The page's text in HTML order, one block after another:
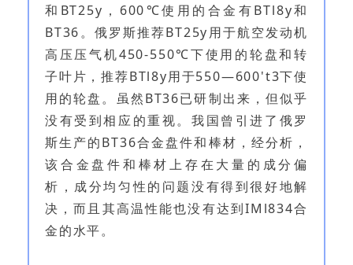
和BT25y，600℃使用的合金有BTl8y和
BT36。俄罗斯推荐BT25y用于航空发动机
高压压气机450-550℃下使用的轮盘和转
子叶片，推荐BTl8y用于550—600't3下使
用的轮盘。虽然BT36已研制出来，但似乎
没有受到相应的重视。我国曾引进了俄罗
斯生产的BT36合金盘件和棒材，经分析，
该合金盘件和棒材上存在大量的成分偏
析，成分均匀性的问题没有得到很好地解
决，而且其高温性能也没有达到IMl834合
金的水平。